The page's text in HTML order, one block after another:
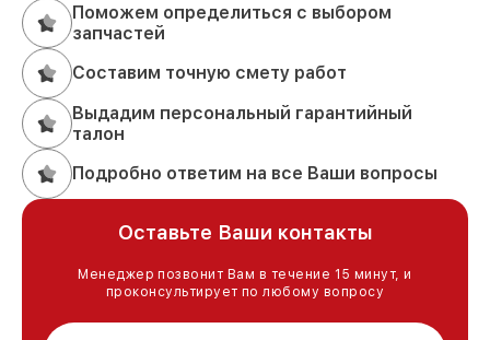
Поможем определиться с выбором
запчастей
Составим точную смету работ
Выдадим персональный гарантийный
талон
Подробно ответим на все Ваши вопросы
Оставьте Ваши контакты
Менеджер позвонит Вам в течение 15 минут, и
проконсультирует по любому вопросу